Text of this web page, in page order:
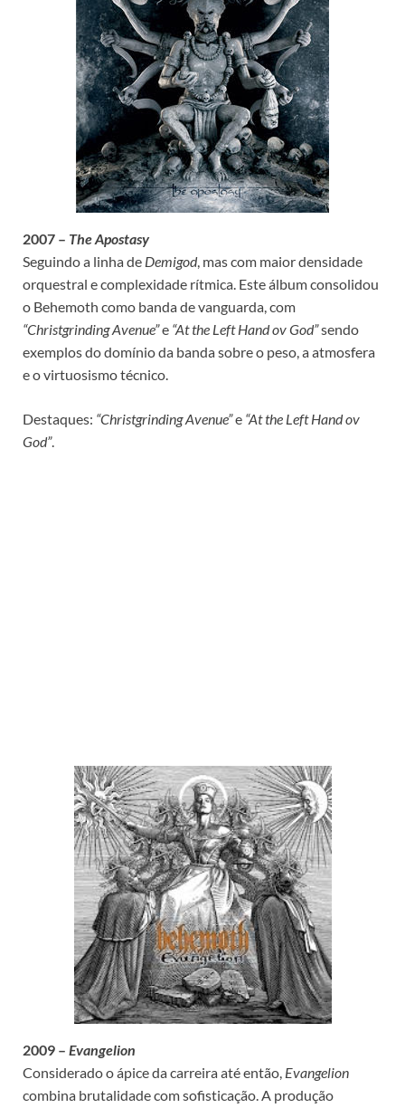
2007 – The Apostasy
Seguindo a linha de Demigod, mas com maior densidade
orquestral e complexidade rítmica. Este álbum consolidou
o Behemoth como banda de vanguarda, com
“Christgrinding Avenue”e “At the Left Hand ov God”sendo
exemplos do domínio da banda sobre o peso, a atmosfera
e o virtuosismo técnico.
Destaques: “Christgrinding Avenue”e “At the Left Hand ov
God”.
2009 – Evangelion
Considerado o ápice da carreira até então, Evangelion
combina brutalidade com sofisticação. A produção